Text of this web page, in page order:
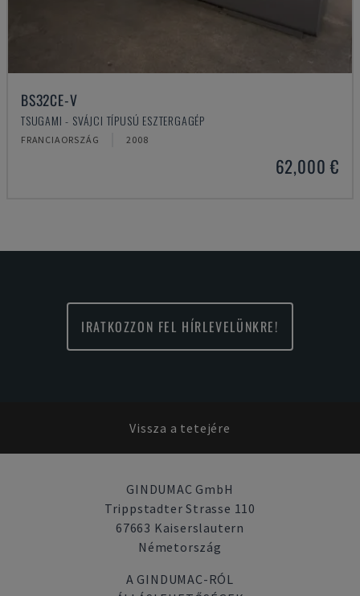
BS32CE-V
TSUGAMI - SVÁJCI TÍPUSÚ ESZTERGAGÉP
FRANCIAORSZÁG 2008
62,000 €
IRATKOZZON FEL HÍRLEVELÜNKRE!
Vissza a tetejére
GINDUMAC GmbH
Trippstadter Strasse 110
67663 Kaiserslautern
Németország
A GINDUMAC-RÓL